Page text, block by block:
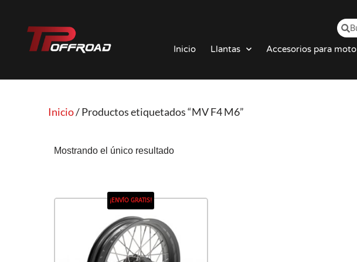
Saltar
Inicio Llantas Accesorios para moto
Inicio/ Productos etiquetados “MV F4 M6”
Mostrando el único resultado
¡ENVÍO GRATIS!